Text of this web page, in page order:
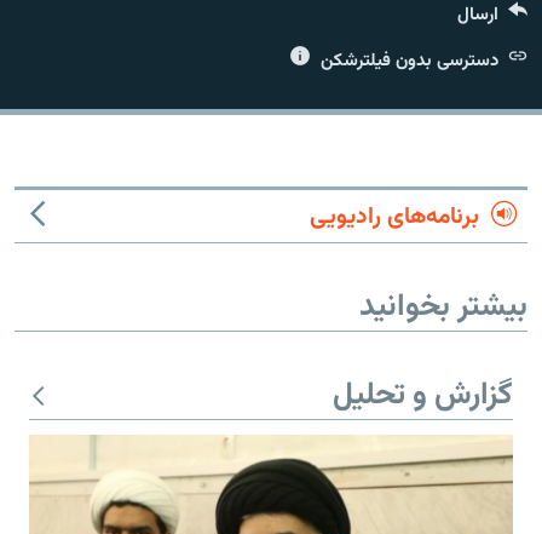
ارسال
دسترسی بدون فیلترشکن
برنامه‌های رادیویی
بیشتر بخوانید
گزارش و تحلیل